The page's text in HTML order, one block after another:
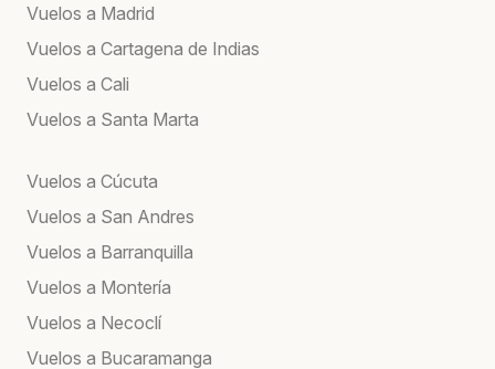
Vuelos a Madrid
Vuelos a Cartagena de Indias
Vuelos a Cali
Vuelos a Santa Marta
Vuelos a Cúcuta
Vuelos a San Andres
Vuelos a Barranquilla
Vuelos a Montería
Vuelos a Necoclí
Vuelos a Bucaramanga